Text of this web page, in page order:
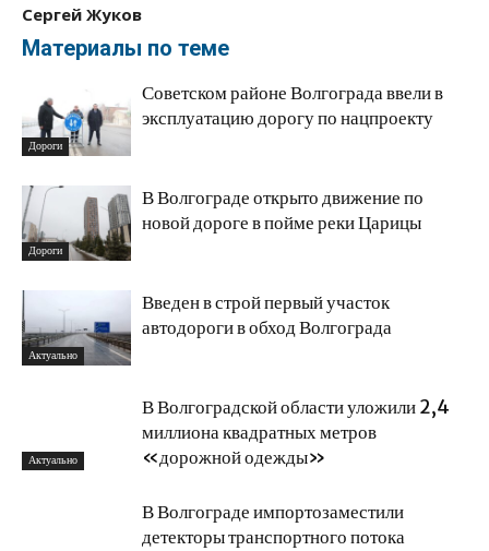
Сергей Жуков
Материалы по теме
Дороги
Советском районе Волгограда ввели в
эксплуатацию дорогу по нацпроекту
Дороги
В Волгограде открыто движение по
новой дороге в пойме реки Царицы
Актуально
Введен в строй первый участок
автодороги в обход Волгограда
Актуально
В Волгоградской области уложили 2,4
миллиона квадратных метров
«дорожной одежды»
В Волгограде импортозаместили
детекторы транспортного потока